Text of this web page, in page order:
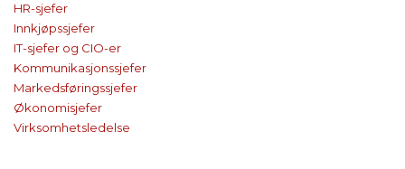
HR-sjefer
Innkjøpssjefer
IT-sjefer og CIO-er
Kommunikasjonssjefer
Markedsføringssjefer
Økonomisjefer
Virksomhetsledelse